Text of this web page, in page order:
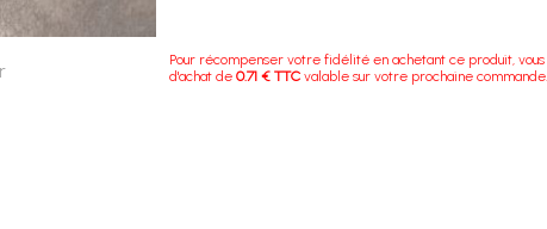
Pour récompenser votre fidélité en achetant ce produit,
d'achat de0.71 € TTC valable sur votre prochaine commande.